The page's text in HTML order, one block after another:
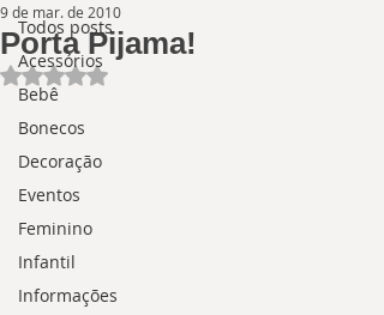
Todos posts
Acessórios
Bebê
Bonecos
Decoração
Eventos
Feminino
Infantil
Informações
Porta Pijama!
9 de mar. de 2010
Avaliado com NaN de 5 estrelas.